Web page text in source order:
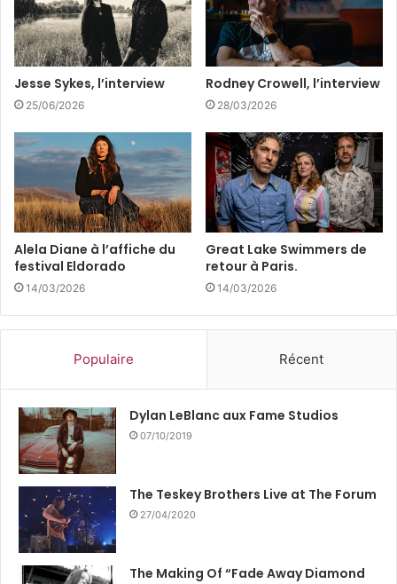
e
E
m
a
l
Jesse Sykes, l’interview
25/06/2026
Rodney Crowell, l’interview
28/03/2026
Alela Diane à l’affiche du
festival Eldorado
14/03/2026
Great Lake Swimmers de
retour à Paris.
14/03/2026
Populaire Récent
Dylan LeBlanc aux Fame Studios
07/10/2019
The Teskey Brothers Live at The Forum
27/04/2020
The Making Of “Fade Away Diamond